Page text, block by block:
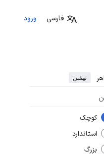
فارسی ورود
نهفتن
کوچک
استاندارد
بزرگ